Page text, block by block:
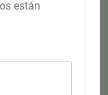
están